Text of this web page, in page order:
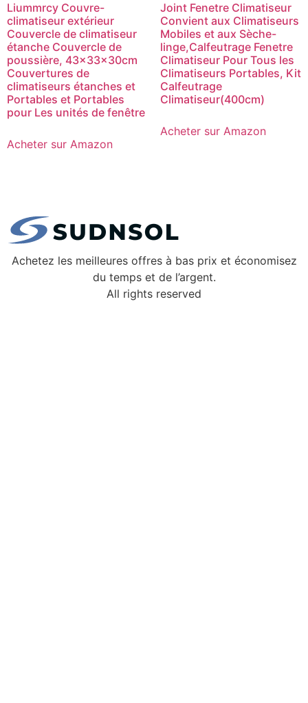
Liummrcy Couvre-
climatiseur extérieur
Couvercle de climatiseur
étanche Couvercle de
poussière, 43x33x30cm
Couvertures de
climatiseurs étanches et
Portables et Portables
pour Les unités de fenêtre
Acheter sur Amazon
Joint Fenetre Climatiseur
Convient aux Climatiseurs
Mobiles et aux Sèche-
linge,Calfeutrage Fenetre
Climatiseur Pour Tous les
Climatiseurs Portables, Kit
Calfeutrage
Climatiseur(400cm)
Acheter sur Amazon
Achetez les meilleures offres à bas prix et économisez
du temps et de l’argent.
All rights reserved